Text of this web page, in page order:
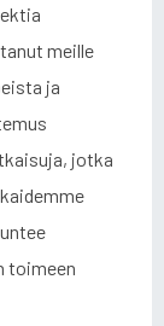
meille
ja
jotka
toimeen